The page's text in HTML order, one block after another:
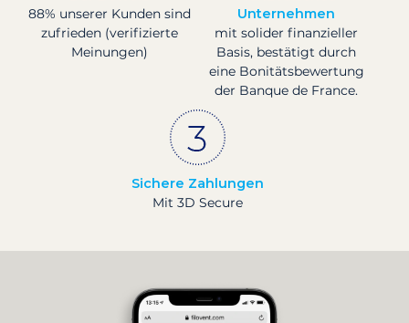
88% unserer Kunden sind
zufrieden (verifizierte
Meinungen)
Unternehmen
mit solider finanzieller
Basis, bestätigt durch
eine Bonitätsbewertung
der Banque de France.
Sichere Zahlungen
Mit 3D Secure